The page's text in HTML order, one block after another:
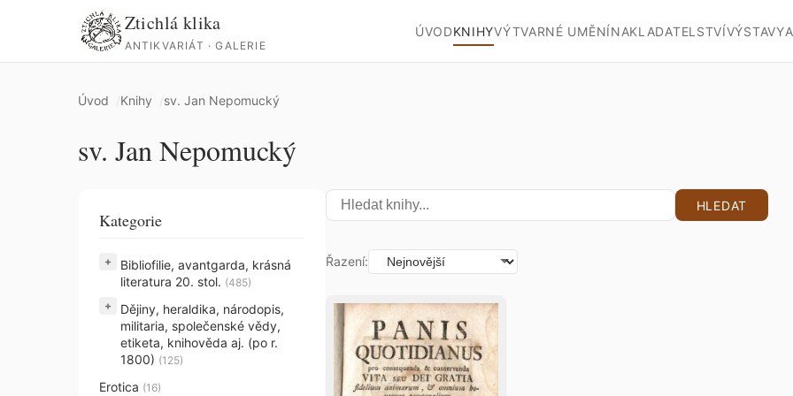
Ztichlá klika
ANTIKVARIÁT · GALERIE
ÚVODKNIHYVÝTVARNÉ UMĚNÍNAKLADATELSTVÍVÝSTAVY
Úvod Knihy sv. Jan Nepomucký
sv. Jan Nepomucký
Kategorie
+
Bibliofilie, avantgarda, krásná
literatura 20. stol. (485)
+
Dějiny, heraldika, národopis,
militaria, společenské vědy,
etiketa, knihověda aj. (po r.
1800) (125)
Erotica (16)
HLEDAT
Řazení: